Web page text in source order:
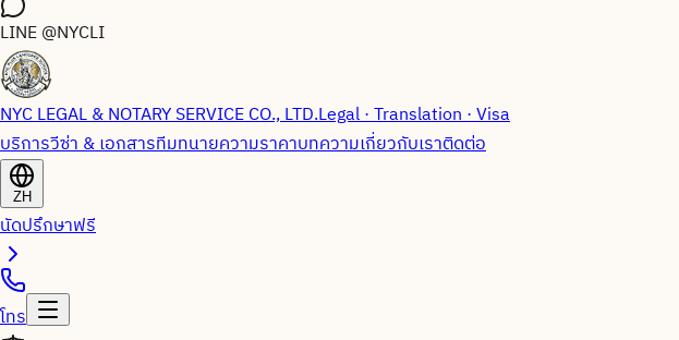
LINE@NYCLI
NYC LEGAL & NOTARY SERVICE CO., LTD.Legal · Translation · Visa
บริการวีซ่า & เอกสารทีมทนายความราคาบทความเกี่ยวกับเราติดต่อ
ZH
นัดปรึกษาฟรี
โทร